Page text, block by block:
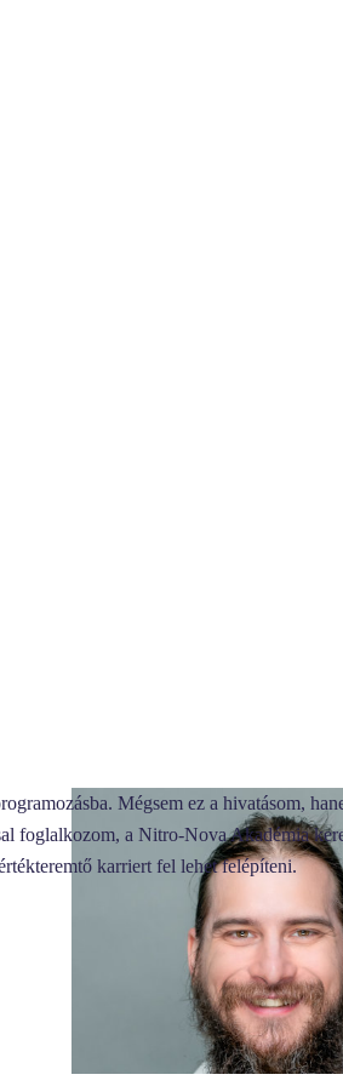
Mégsem ez a hivatásom,
foglalkozom, a Nitro-Nova Akadémia
karriert fel lehet felépíteni.